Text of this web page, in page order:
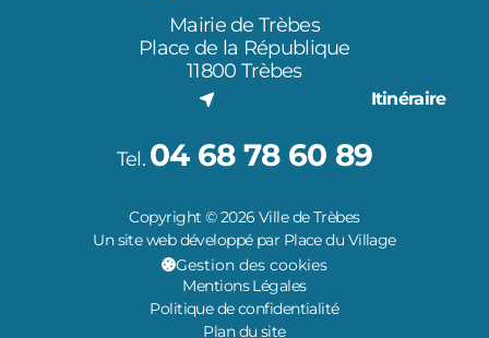
Mairie de Trèbes
Place de la République
11800 Trèbes
Itinéraire
Tel. 04 68 78 60 89
Copyright © 2026 Ville de Trèbes
Un site web développé par Place du Village
Gestion des cookies
Mentions Légales
Politique de confidentialité
Plan du site